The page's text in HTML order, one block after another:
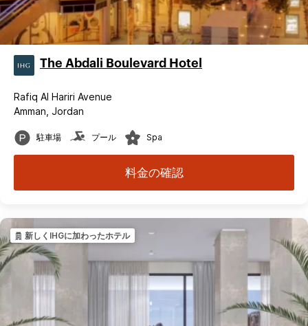
The Abdali Boulevard Hotel
Rafiq Al Hariri Avenue
Amman, Jordan
駐車場 プール Spa
料金の確認
新しくIHGに加わったホテル